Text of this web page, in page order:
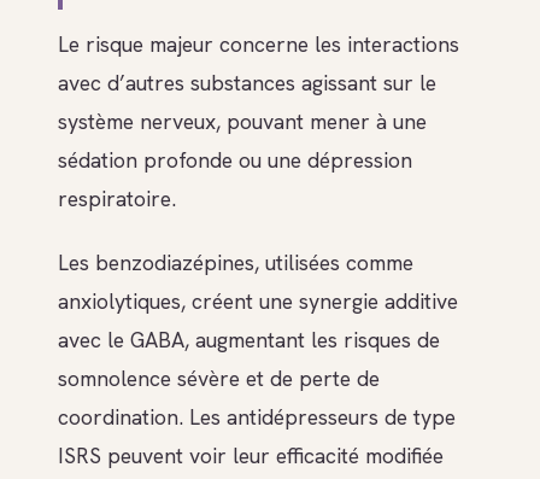
Le risque majeur concerne les interactions
avec d’autres substances agissant sur le
système nerveux, pouvant mener à une
sédation profonde ou une dépression
respiratoire.
Les benzodiazépines, utilisées comme
anxiolytiques, créent une synergie additive
avec le GABA, augmentant les risques de
somnolence sévère et de perte de
coordination. Les antidépresseurs de type
ISRS peuvent voir leur efficacité modifiée